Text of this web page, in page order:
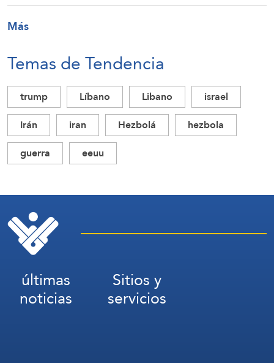
Más
Temas de Tendencia
trump Líbano Libano
israel
Irán
iran Hezbolá
hezbola
guerra
eeuu
últimas
noticias
Sitios y
servicios